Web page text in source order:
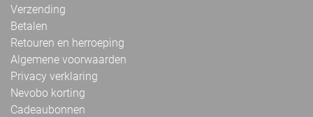
Verzending
Betalen
Retouren en herroeping
Algemene voorwaarden
Privacy verklaring
Nevobo korting
Cadeaubonnen